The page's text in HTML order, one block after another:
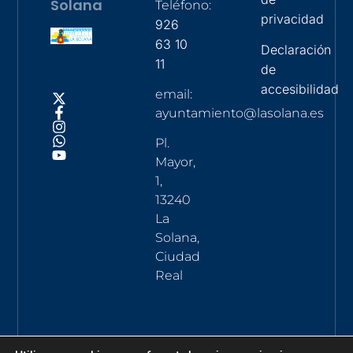
Solana Teléfono:
926
63 10
11
email:
ayuntamiento@lasolana.es
Pl.
Mayor,
1,
13240
La
Solana,
Ciudad
Real
privacidad
Declaración
de
accesibilidad